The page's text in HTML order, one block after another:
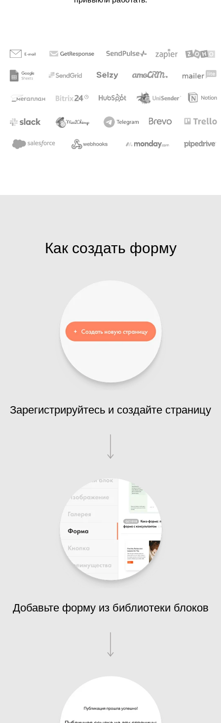
Как создать форму
Зарегистрируйтесь и создайте страницу
Добавьте форму из библиотеки блоков